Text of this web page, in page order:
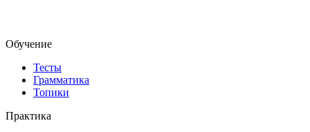
Обучение
Тесты
Грамматика
Топики
Практика